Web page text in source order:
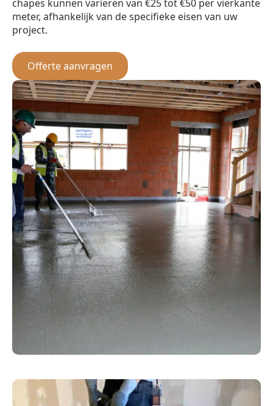
chapes kunnen variëren van €25 tot €50 per vierkante
meter, afhankelijk van de specifieke eisen van uw
project.
Offerte aanvragen